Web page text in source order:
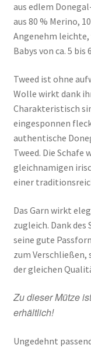
aus edlem
aus 80 % Merino,
Angenehm leichte,
Babys von ca. 5 bis
Tweed ist ohne
Wolle wirkt dank
Charakteristisch
eingesponnen
authentische
Tweed. Die Schafe
gleichnamigen
einer
Das Garn wirkt
zugleich. Dank
seine gute
zum
der gleichen
Zu dieser Mütze
erhältlich!
Ungedehnt